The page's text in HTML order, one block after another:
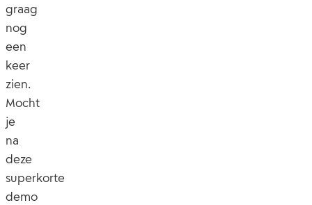
graag
nog
een
keer
zien.
Mocht
je
na
deze
superkorte
demo